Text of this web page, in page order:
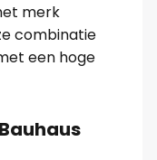
merk
combinatie
een hoge